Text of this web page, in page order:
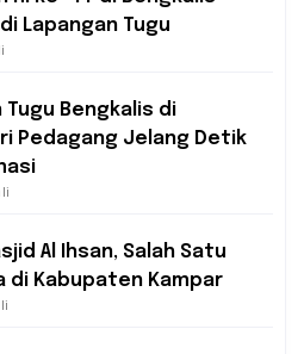
Lapangan Tugu
Tugu Bengkalis di
Pedagang Jelang Detik
Al Ihsan, Salah Satu
di Kabupaten Kampar